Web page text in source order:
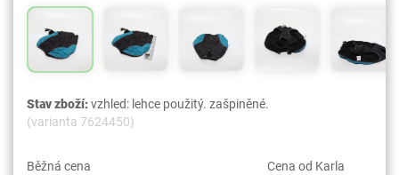
Stav zboží:vzhled: lehce použitý. zašpiněné.
(varianta 7624450)
Běžná cena Cena od Karla